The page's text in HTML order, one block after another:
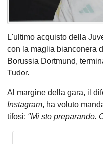
L'ultimo acquisto della
con la maglia bianconera
Borussia Dortmund,
Tudor.
Al margine della gara, il
Instagram, ha voluto
tifosi: ''Mi sto preparando.